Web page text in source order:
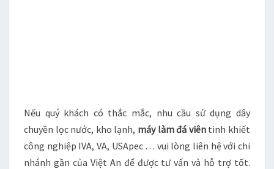
Nếu quý khách có thắc mắc, nhu cầu sử dụng dây
chuyền lọc nước, kho lạnh, máy làm đá viêntinh khiết
công nghiệp IVA, VA, USApec … vui lòng liên hệ với chi
nhánh gần của Việt An để được tư vấn và hỗ trợ tốt.